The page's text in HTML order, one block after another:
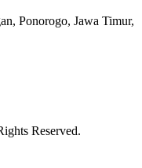
Ponorogo, Jawa Timur,
Reserved.